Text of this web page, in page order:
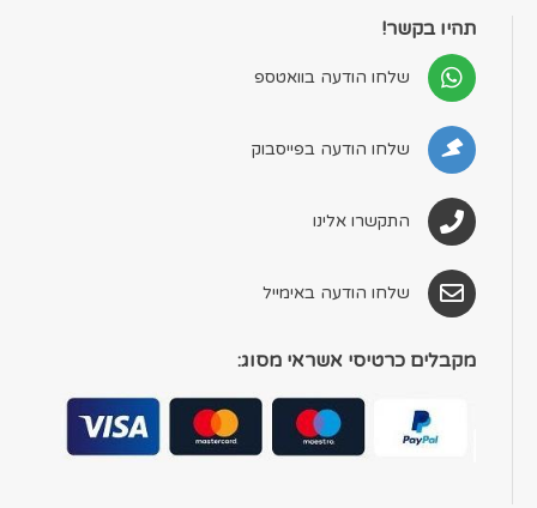
תהיו בקשר!
שלחו הודעה בוואטספ
שלחו הודעה בפייסבוק
התקשרו אלינו
שלחו הודעה באימייל
מקבלים כרטיסי אשראי מסוג: